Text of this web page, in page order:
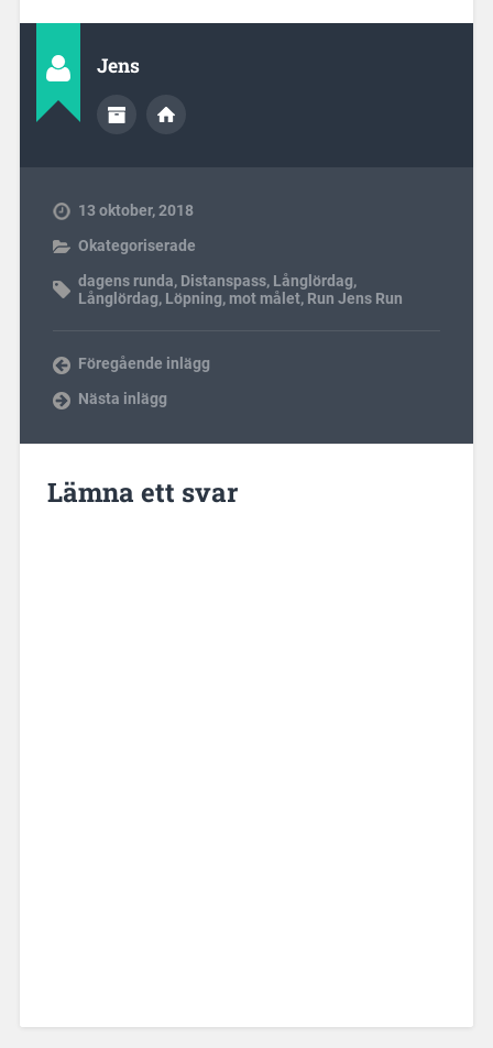
Jens
13 oktober, 2018
Okategoriserade
dagens runda, Distanspass, Långlördag,
Långlördag, Löpning, mot målet, Run Jens Run
Föregående inlägg
Nästa inlägg
Lämna ett svar